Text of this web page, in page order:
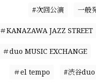
#次回公演 一般
＃KANAZAWA JAZZ STREET
＃duo MUSIC EXCHANGE
＃el tempo #渋谷duo